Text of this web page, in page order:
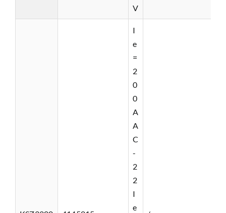
V
I
e
=
2
0
0
A
A
C
-
2
2
I
e